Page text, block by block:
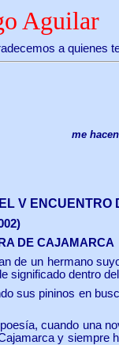
Aguilar
a quienes
me
V ENCUENTRO
DE CAJAMARCA
de un hermano
dentro
sus pininos en
cuando una
y